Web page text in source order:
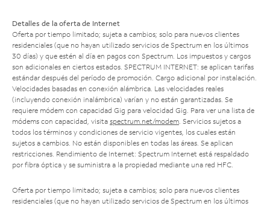
Detalles de la oferta de Internet
Oferta por tiempo limitado; sujeta a cambios; solo para nuevos clientes
residenciales (que no hayan utilizado servicios de Spectrum en los últimos
30 días) y que estén al día en pagos con Spectrum. Los impuestos y cargos
son adicionales en ciertos estados. SPECTRUM INTERNET: se aplican tarifas
estándar después del período de promoción. Cargo adicional por instalación.
Velocidades basadas en conexión alámbrica. Las velocidades reales
(incluyendo conexión inalámbrica) varían y no están garantizadas. Se
requiere módem con capacidad Gig para velocidad Gig. Para ver una lista de
módems con capacidad, visita spectrum.net/modem . Servicios sujetos a
todos los términos y condiciones de servicio vigentes, los cuales están
sujetos a cambios. No están disponibles en todas las áreas. Se aplican
restricciones. Rendimiento de Internet: Spectrum Internet está respaldado
por fibra óptica y se suministra a la propiedad mediante una red HFC.
Oferta por tiempo limitado; sujeta a cambios; solo para nuevos clientes
residenciales (que no hayan utilizado servicios de Spectrum en los últimos